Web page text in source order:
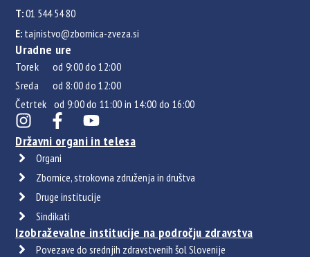
T:01 544 54 80
E: tajnistvo@zbornica-zveza.si
Uradne ure
Torek od 9:00 do 12:00
Sreda od 8:00 do 12:00
Četrtek od 9:00 do 11:00 in 14:00 do 16:00
Državni organi in telesa
Organi
Zbornice, strokovna združenja in društva
Druge institucije
Sindikati
Izobraževalne institucije na področju zdravstva
Povezave do srednjih zdravstvenih šol Slovenije